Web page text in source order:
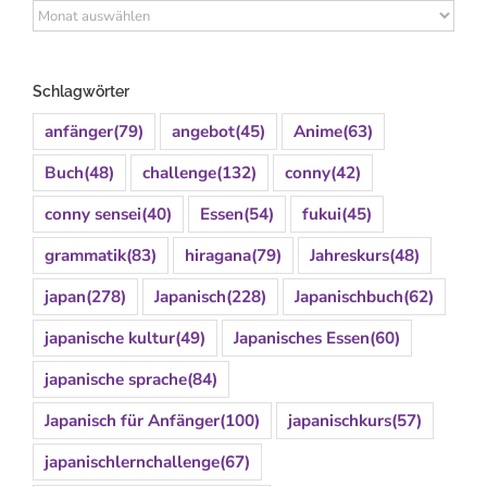
Archiv
Schlagwörter
anfänger(79) angebot(45) Anime(63)
Buch(48) challenge(132) conny(42)
conny sensei(40) Essen(54) fukui(45)
grammatik(83) hiragana(79) Jahreskurs(48)
japan(278) Japanisch(228) Japanischbuch(62)
japanische kultur(49) Japanisches Essen(60)
japanische sprache(84)
Japanisch für Anfänger(100) japanischkurs(57)
japanischlernchallenge(67)